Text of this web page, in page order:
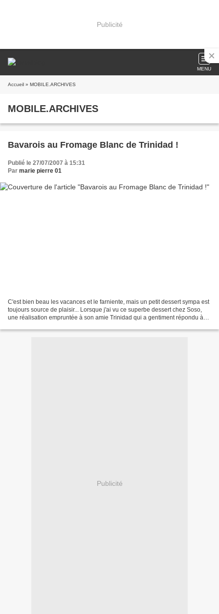
Publicité
MENU
Accueil » MOBILE.ARCHIVES
MOBILE.ARCHIVES
Bavarois au Fromage Blanc de Trinidad !
Publié le 27/07/2007 à 15:31
Par marie pierre 01
C'est bien beau les vacances et le farniente, mais un petit dessert sympa est
toujours source de plaisir... Lorsque j'ai vu ce superbe dessert chez Soso,
une réalisation empruntée à son amie Trinidad qui a gentiment répondu à
Publicité